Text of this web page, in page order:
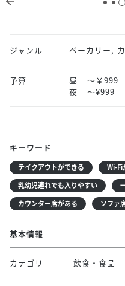
ジャンル ベーカリー,
予算 昼
～￥999
夜
〜¥999
キーワード
テイクアウトができる Wi-Fi
乳幼児連れでも入りやすい
カウンター席がある
ソファ
基本情報
カテゴリ 飲食・食品